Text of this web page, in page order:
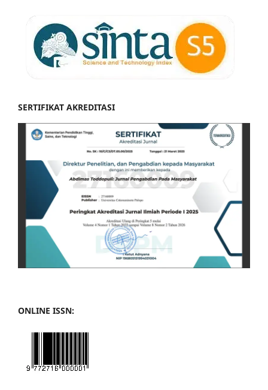
SERTIFIKAT AKREDITASI
ONLINE ISSN: